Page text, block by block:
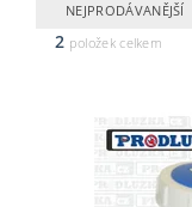
NEJPRODÁVANĚJŠÍ
2 položek celkem